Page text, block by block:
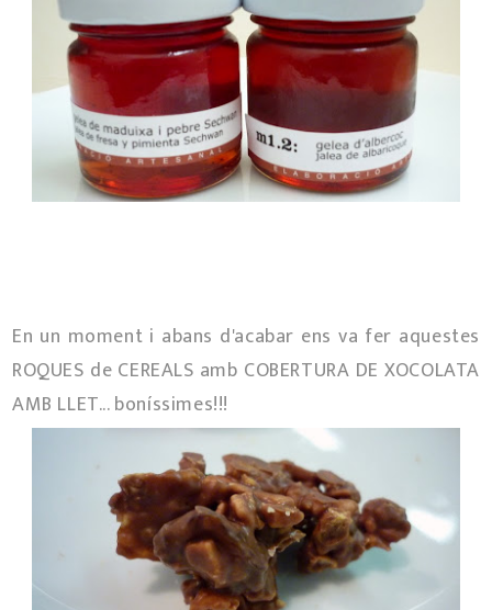
En un moment i abans d'acabar ens va fer aquestes
ROQUES de CEREALS amb COBERTURA DE XOCOLATA
AMB LLET... boníssimes!!!